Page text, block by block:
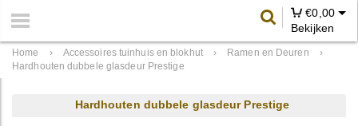
€0,00
Bekijken
Home › Accessoires tuinhuis en blokhut › Ramen en Deuren
›
Hardhouten dubbele glasdeur Prestige
Hardhouten dubbele glasdeur Prestige